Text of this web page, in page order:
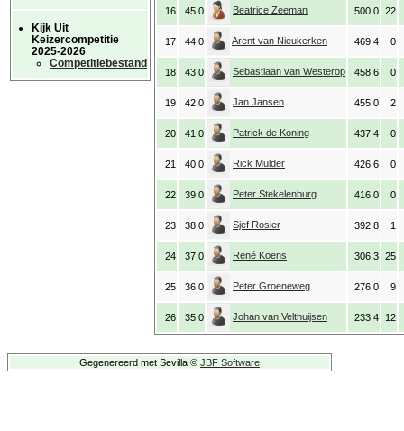
Kijk Uit
Keizercompetitie
2025-2026
Competitiebestand
16 45,0 Beatrice Zeeman 500,0 22
17 44,0 Arent van Nieukerken 469,4 0
18 43,0 Sebastiaan van Westerop 458,6 0
19 42,0 Jan Jansen 455,0 2
20 41,0 Patrick de Koning 437,4 0
21 40,0 Rick Mulder 426,6 0
22 39,0 Peter Stekelenburg 416,0 0
23 38,0 Sjef Rosier 392,8 1
24 37,0 René Koens 306,3 25
25 36,0 Peter Groeneweg 276,0 9
26 35,0 Johan van Velthuijsen 233,4 12
Gegenereerd met Sevilla © JBF Software